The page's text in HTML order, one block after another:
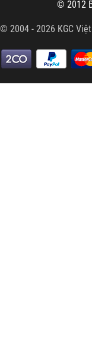
© 2012
© 2004 - 2026 KGC